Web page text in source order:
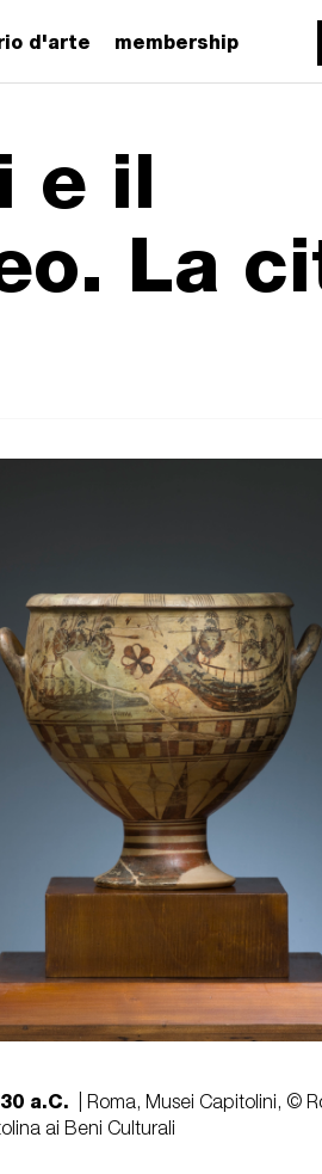
d'arte membership
e il
La
a.C. | Roma, Musei Capitolini, ©
ai Beni Culturali